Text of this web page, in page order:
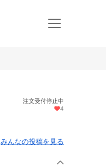
注文受付停止中
4
みんなの投稿を見る